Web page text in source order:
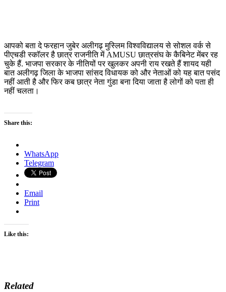
आपको बता दे फरहान जुबेर अलीगढ़ मुस्लिम विश्वविद्यालय से सोशल वर्क से
पीएचडी स्कॉलर है छात्र राजनीति में AMUSU छात्रसंघ के कैबिनेट मेंबर रह
चुके हैं. भाजपा सरकार के नीतियों पर खुलकर अपनी राय रखते हैं शायद यही
बात अलीगढ़ जिला के भाजपा सांसद विधायक को और नेताओं को यह बात पसंद
नहीं आती है और फिर कब छात्र नेता गुंडा बना दिया जाता है लोगों को पता ही
नहीं चलता।
Share this:
WhatsApp
Telegram
Email
Print
Like this:
Related